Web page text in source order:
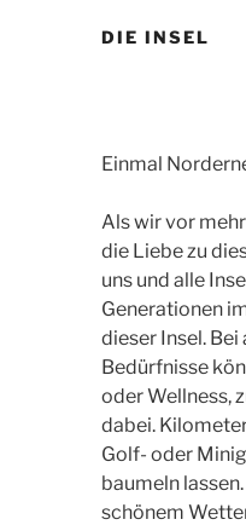
DIE INSEL
Einmal
Als wir vor
die Liebe zu
uns und alle
Generationen
dieser Insel.
Bedürfnisse
oder Wellness,
dabei.
Golf- oder
baumeln
schönem